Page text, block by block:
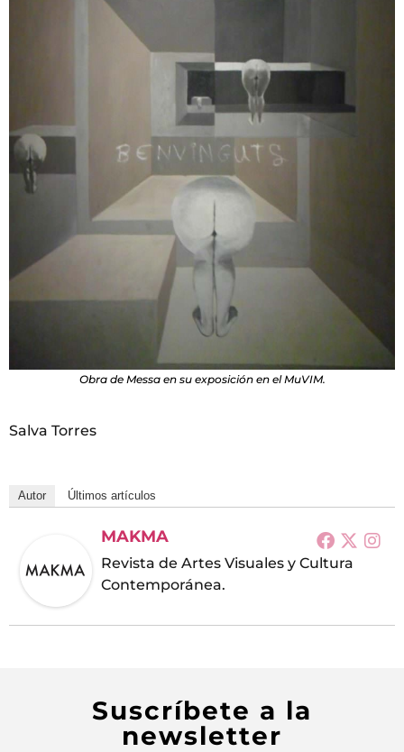
Obra de Messa en su exposición en el MuVIM.
Salva Torres
Autor Últimos artículos
MAKMA
Revista de Artes Visuales y Cultura
Contemporánea.
Suscríbete a la
newsletter